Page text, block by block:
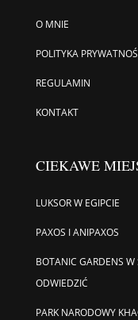
O MNIE
POLITYKA
REGULAMIN
KONTAKT
CIEKAWE
LUKSOR W EGIPCIE
PAXOS I ANIPAXOS
BOTANIC GARDENS
ODWIEDZIĆ
PARK NARODOWY